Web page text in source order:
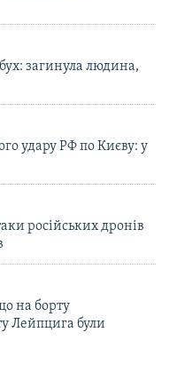
загинула людина,
удару РФ по Києву: у
російських дронів
на борту
Лейпцига були